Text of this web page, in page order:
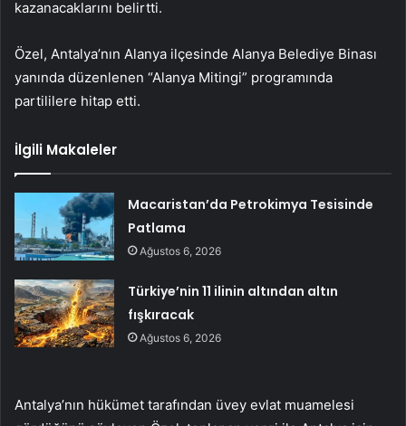
kazanacaklarını belirtti.
Özel, Antalya’nın Alanya ilçesinde Alanya Belediye Binası
yanında düzenlenen “Alanya Mitingi” programında
partililere hitap etti.
İlgili Makaleler
Macaristan’da Petrokimya Tesisinde
Patlama
Ağustos 6, 2026
Türkiye’nin 11 ilinin altından altın
fışkıracak
Ağustos 6, 2026
Antalya’nın hükümet tarafından üvey evlat muamelesi